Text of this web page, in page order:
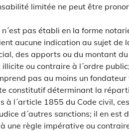
limitée ne peut être
pas établi en la forme
aucune indication au sujet de
des apports ou du montant
illicite ou contraire à l´ordre public;
pas au moins un
constitutif déterminant la
à l´article 1855 du Code civil,
d´autres sanctions; il en est
une règle impérative ou